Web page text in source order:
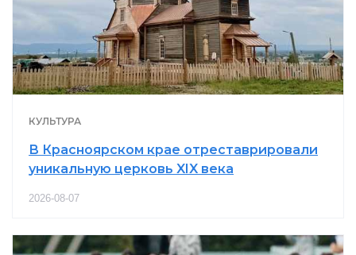
КУЛЬТУРА
В Красноярском крае отреставрировали
уникальную церковь XIX века
2026-08-07